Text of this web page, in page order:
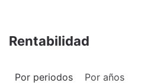
Rentabilidad
Por periodos Por años